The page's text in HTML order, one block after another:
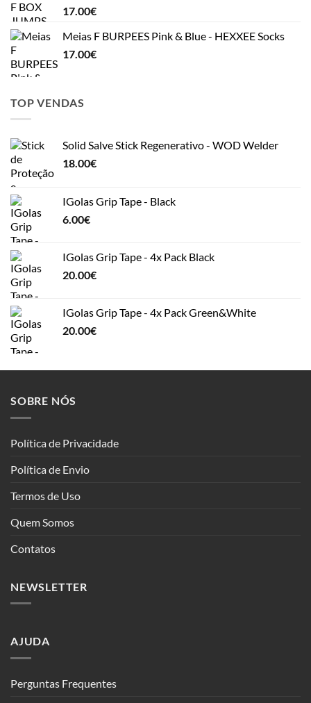
17.00€
Meias F BURPEES Pink & Blue - HEXXEE Socks
17.00€
TOP VENDAS
Solid Salve Stick Regenerativo - WOD Welder
18.00€
IGolas Grip Tape - Black
6.00€
IGolas Grip Tape - 4x Pack Black
20.00€
IGolas Grip Tape - 4x Pack Green&White
20.00€
SOBRE NÓS
Política de Privacidade
Política de Envio
Termos de Uso
Quem Somos
Contatos
NEWSLETTER
AJUDA
Perguntas Frequentes